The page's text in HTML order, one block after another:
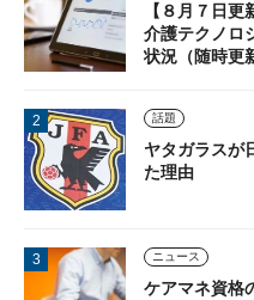
【８月７日
介護テクノロ
状況（随時更
話題
ヤタガラスが
た理由
ニュース
ケアマネ資格